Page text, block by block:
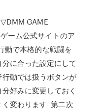
GAME
ーム公式サイトのア
動で本格的な戦闘を
に合った設定にして
動では扱うボタンが
好みに変更しておく
く変わります 第二次